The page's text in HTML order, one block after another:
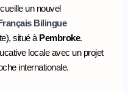
un nouvel
Bilingue
situé à Pembroke.
locale avec un projet
internationale.